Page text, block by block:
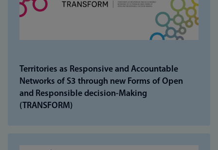
Territories as Responsive and Accountable
Networks of S3 through new Forms of Open
and Responsible decision-Making
(TRANSFORM)